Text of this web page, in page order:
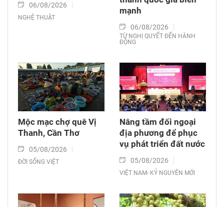
06/08/2026
NGHỆ THUẬT
mạnh
06/08/2026
TỪ NGHỊ QUYẾT ĐẾN HÀNH
ĐỘNG
Mộc mạc chợ quê Vị
Thanh, Cần Thơ
05/08/2026
ĐỜI SỐNG VIỆT
Nâng tầm đối ngoại
địa phương để phục
vụ phát triển đất nước
05/08/2026
VIỆT NAM- KỶ NGUYÊN MỚI